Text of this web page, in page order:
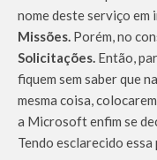
nome deste serviço em
Missões. Porém, no
Solicitações. Então,
fiquem sem saber que
mesma coisa,
a Microsoft enfim se
Tendo esclarecido